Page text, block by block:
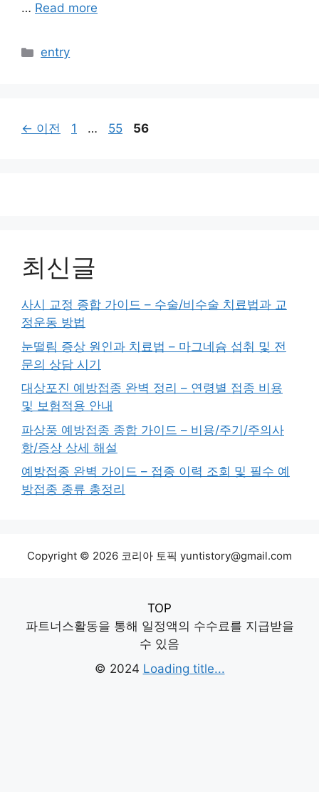
… Read more
카
entry
← 이전
페
1 …
페
55
페
56
최신글
사시 교정 종합 가이드 – 수술/비수술 치료법과 교
정운동 방법
눈떨림 증상 원인과 치료법 – 마그네슘 섭취 및 전
문의 상담 시기
대상포진 예방접종 완벽 정리 – 연령별 접종 비용
및 보험적용 안내
파상풍 예방접종 종합 가이드 – 비용/주기/주의사
항/증상 상세 해설
예방접종 완벽 가이드 – 접종 이력 조회 및 필수 예
방접종 종류 총정리
Copyright © 2026 코리아 토픽 yuntistory@gmail.com
TOP
파트너스활동을 통해 일정액의 수수료를 지급받을
수 있음
© 2024 Loading title...